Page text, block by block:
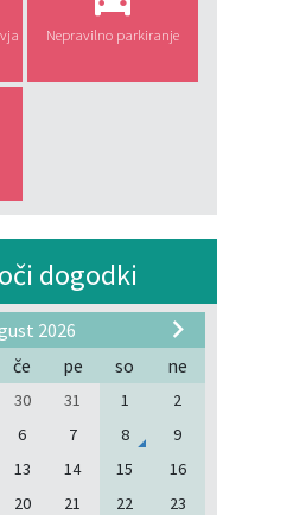
Nepravilno parkiranje
dogodki
2026
če pe so ne
30 31 1
2
6 7 8
9
13 14 15
16
20 21 22
23